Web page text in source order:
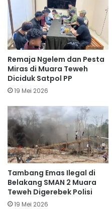
Remaja Ngelem dan Pesta
Miras di Muara Teweh
Diciduk Satpol PP
19 Mei 2026
Tambang Emas Ilegal di
Belakang SMAN 2 Muara
Teweh Digerebek Polisi
19 Mei 2026